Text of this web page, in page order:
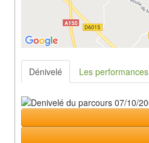
Dénivelé Les performances